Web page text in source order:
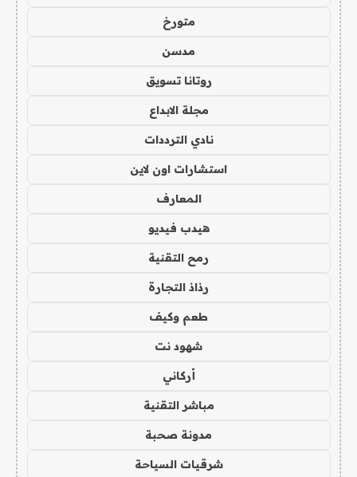
متورخ
مدسن
روتانا تسويق
مجلة الابداع
نادي الترددات
استشارات اون لاين
المعارف
هيدب فيديو
رمح التقنية
رذاذ التجارة
طعم وكيف
شهود نت
أركاني
مباشر التقنية
مدونة صحبة
شرقيات السياحة